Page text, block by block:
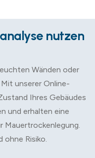
nutzen
Wänden oder
unserer Online-
Ihres Gebäudes
und erhalten eine
Mauertrockenlegung.
ohne Risiko.